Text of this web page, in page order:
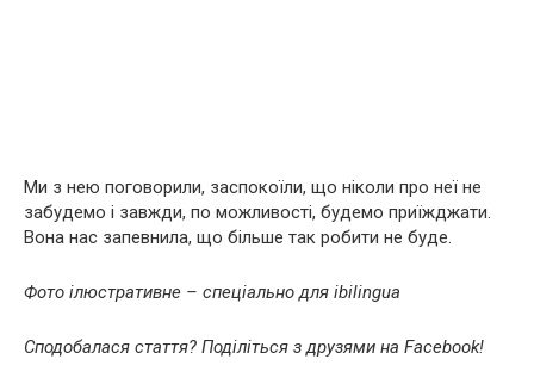
Ми з нею поговорили, заспокоїли, що ніколи про неї не
забудемо і завжди, по можливості, будемо приїжджати.
Вона нас запевнила, що більше так робити не буде.
Фото ілюстративне – спеціально для ibilingua
Сподобалася стаття? Поділіться з друзями на Facebook!